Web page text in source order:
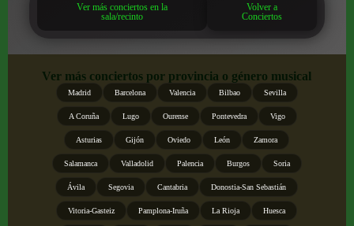
Ver más conciertos en la
sala/recinto
Volver a
Conciertos
Ver más conciertos por provincia o género musical
Madrid Barcelona Valencia Bilbao Sevilla
A Coruña Lugo Ourense Pontevedra Vigo
Asturias Gijón Oviedo León Zamora
Salamanca Valladolid Palencia Burgos Soria
Ávila Segovia Cantabria Donostia-San Sebastián
Vitoria-Gasteiz Pamplona-Iruña La Rioja Huesca